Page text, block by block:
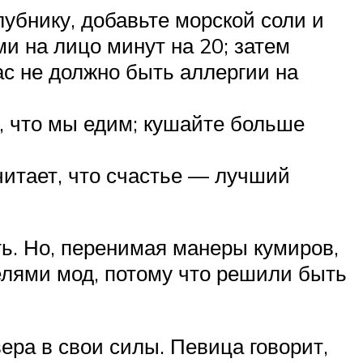
добавьте морской соли и
на лицо минут на 20; затем
не должно быть аллергии на
что мы едим; кушайте больше
что счастье — лучший
Но, перенимая манеры кумиров,
мод, потому что решили быть
в свои силы. Певица говорит,